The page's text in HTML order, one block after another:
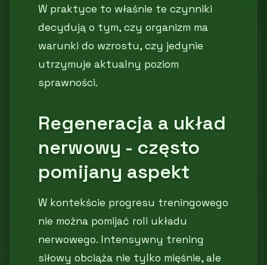
W praktyce to właśnie te czynniki
decydują o tym, czy organizm ma
warunki do wzrostu, czy jedynie
utrzymuje aktualny poziom
sprawności.
Regeneracja a układ
nerwowy - często
pomijany aspekt
W kontekście progresu treningowego
nie można pomijać roli układu
nerwowego. Intensywny trening
siłowy obciąża nie tylko mięśnie, ale